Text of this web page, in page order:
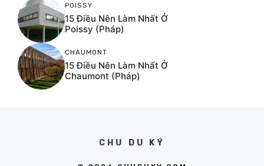
POISSY
15 Điều Nên Làm Nhất Ở
Poissy (Pháp)
CHAUMONT
15 Điều Nên Làm Nhất Ở
Chaumont (Pháp)
CHU DU KÝ